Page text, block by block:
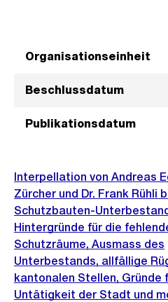
Organisationseinheit
Beschlussdatum
Publikationsdatum
Interpellation von Andreas
Zürcher und Dr. Frank Rühli
Schutzbauten-
Hintergründe für die
Schutzräume, Ausmass des
Unterbestands, allfällige
kantonalen Stellen, Gründe
Untätigkeit der Stadt und